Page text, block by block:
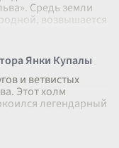
Средь земли
возвышается
Янки Купалы
и ветвистых
Этот холм
легендарный